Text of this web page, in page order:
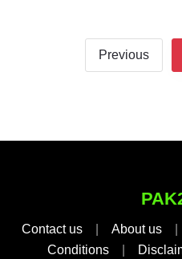
Previous
Contact us About us
Conditions